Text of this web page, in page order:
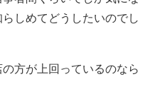
しめてどうしたいのでし
方が上回っているのなら